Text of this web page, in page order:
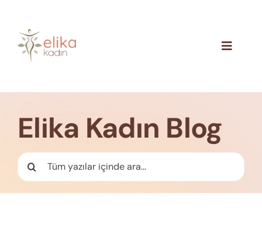
content
Toggle
İletişim
Elika Kadın Blog
Ara: